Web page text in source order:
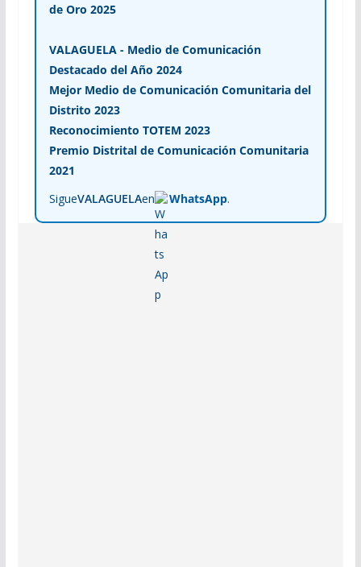
de Oro 2025
VALAGUELA - Medio de Comunicación
Destacado del Año 2024
Mejor Medio de Comunicación Comunitaria del
Distrito 2023
Reconocimiento TOTEM 2023
Premio Distrital de Comunicación Comunitaria
2021
SigueVALAGUELAen WhatsApp.